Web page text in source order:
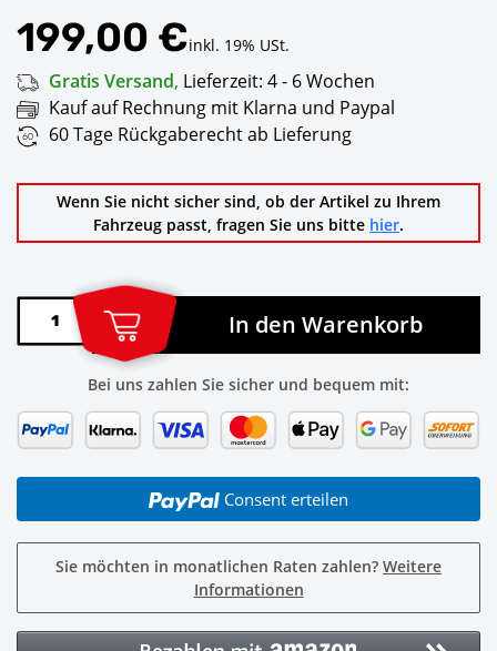
199,00 €inkl. 19% USt.
Gratis Versand, Lieferzeit: 4 - 6 Wochen
Kauf auf Rechnung mit Klarna und Paypal
60 Tage Rückgaberecht ab Lieferung
Wenn Sie nicht sicher sind, ob der Artikel zu Ihrem
Fahrzeug passt, fragen Sie uns bitte hier.
In den Warenkorb
Bei uns zahlen Sie sicher und bequem mit:
Consent erteilen
Sie möchten in monatlichen Raten zahlen? Weitere
Informationen